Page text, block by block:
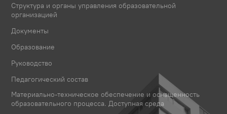
Структура и органы управления образовательной
организацией
Документы
Образование
Руководство
Педагогический состав
Материально-техническое обеспечение и оснащенность
образовательного процесса. Доступная среда